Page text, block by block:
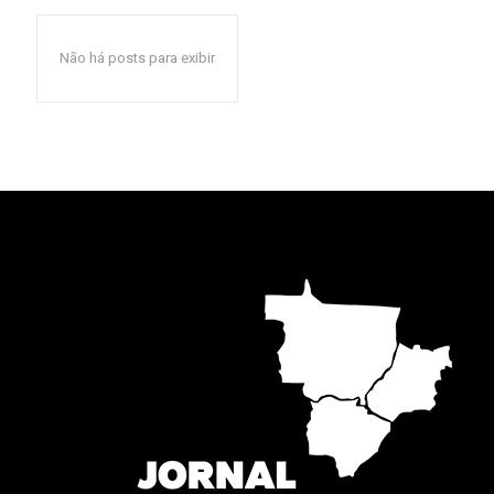
Para se inscrever, basta inserir
Não há posts para exibir